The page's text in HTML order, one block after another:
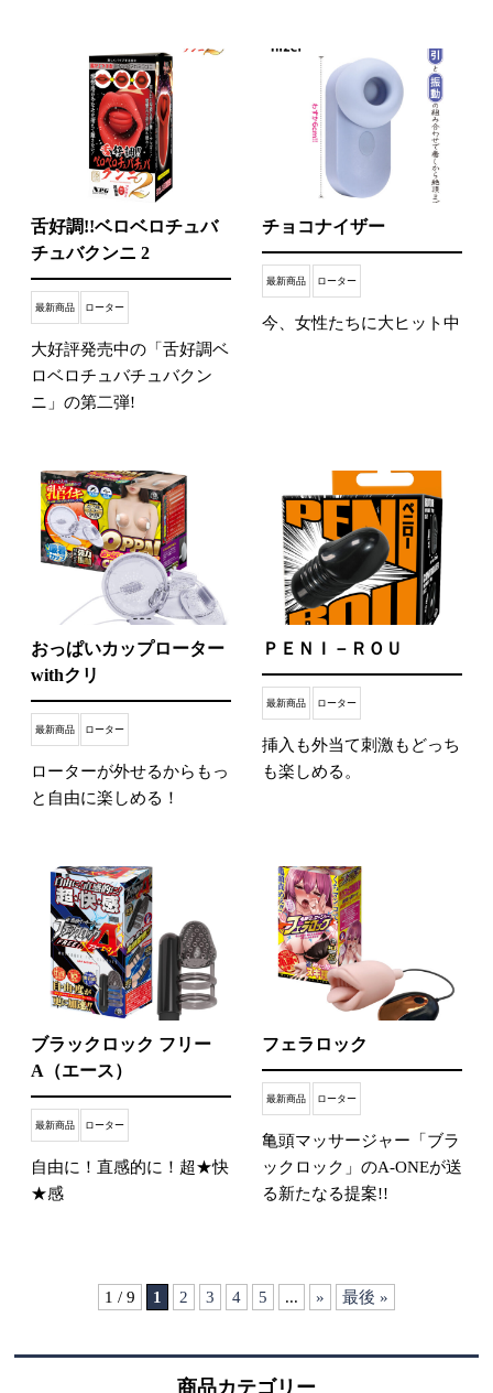
舌好調!!ベロベロチュバ
チュバクンニ 2
最新商品 ローター
大好評発売中の「舌好調ベ
ロベロチュバチュバクン
ニ」の第二弾!
チョコナイザー
最新商品 ローター
今、女性たちに大ヒット中
おっぱいカップローター
withクリ
最新商品 ローター
ローターが外せるからもっ
と自由に楽しめる！
ＰＥＮＩ－ＲＯＵ
最新商品 ローター
挿入も外当て刺激もどっち
も楽しめる。
ブラックロック フリー
A（エース）
最新商品 ローター
自由に！直感的に！超★快
★感
フェラロック
最新商品 ローター
亀頭マッサージャー「ブラ
ックロック」のA-ONEが送
る新たなる提案!!
1 / 9 1 2 3 4 5 ... » 最後 »
商品カテゴリー